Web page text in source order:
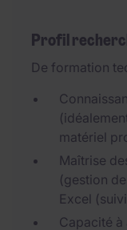
Profil
De formation
matériel
Maîtrise
(gestion
Excel
Capacité